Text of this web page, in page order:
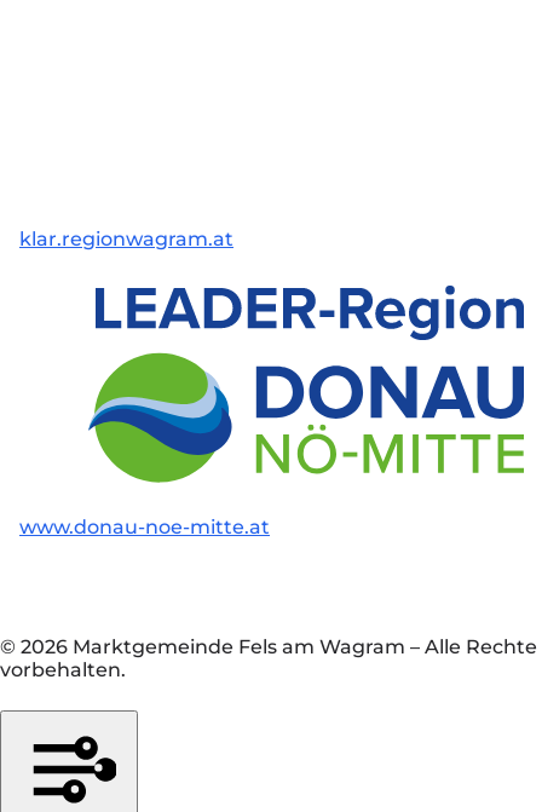
klar.regionwagram.at
www.donau-noe-mitte.at
© 2026 Marktgemeinde Fels am Wagram – Alle Rechte
vorbehalten.